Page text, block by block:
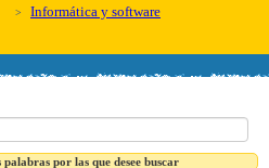
Informática y software
por las que desee buscar